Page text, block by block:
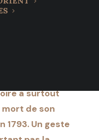
a surtout
mort de son
1793. Un geste